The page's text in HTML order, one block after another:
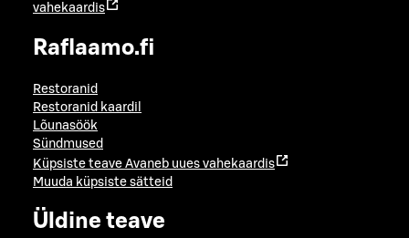
vahekaardis
Raflaamo.fi
Restoranid
Restoranid kaardil
Lõunasöök
Sündmused
Küpsiste teave Avaneb uues vahekaardis
Muuda küpsiste sätteid
Üldine teave